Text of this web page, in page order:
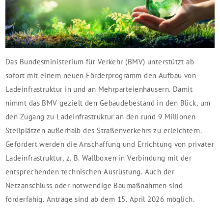
Das Bundesministerium für Verkehr (BMV) unterstützt ab
sofort mit einem neuen Förderprogramm den Aufbau von
Ladeinfrastruktur in und an Mehrparteienhäusern. Damit
nimmt das BMV gezielt den Gebäudebestand in den Blick, um
den Zugang zu Ladeinfrastruktur an den rund 9 Millionen
Stellplätzen außerhalb des Straßenverkehrs zu erleichtern.
Gefördert werden die Anschaffung und Errichtung von privater
Ladeinfrastruktur, z. B. Wallboxen in Verbindung mit der
entsprechenden technischen Ausrüstung. Auch der
Netzanschluss oder notwendige Baumaßnahmen sind
förderfähig. Anträge sind ab dem 15. April 2026 möglich.